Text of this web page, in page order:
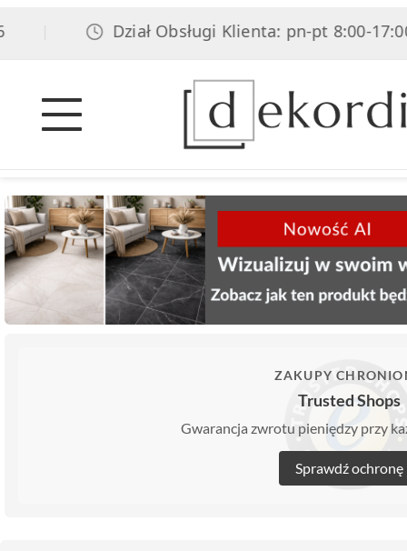
Dział Obsługi Klienta: pn-pt 8:00-17:00,
ZAKUPY
Trusted Shops
Gwarancja zwrotu pieniędzy przy
Sprawdź ochronę